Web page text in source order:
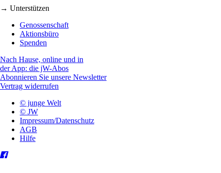
→ Unterstützen
Genossenschaft
Aktionsbüro
Spenden
Nach Hause, online und in
der App: die jW-Abos
Abonnieren Sie unsere Newsletter
Vertrag widerrufen
© junge Welt
© JW
Impressum/Datenschutz
AGB
Hilfe